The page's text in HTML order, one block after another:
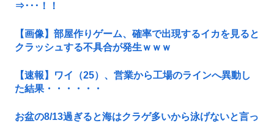
⇒･･･！！
【画像】部屋作りゲーム、確率で出現するイカを見ると
クラッシュする不具合が発生ｗｗｗ
【速報】ワイ（25）、営業から工場のラインへ異動し
た結果・・・・・・
お盆の8/13過ぎると海はクラゲ多いから泳げないと言っ